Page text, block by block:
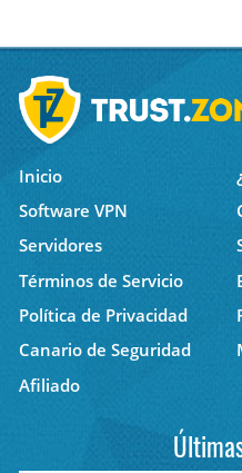
Inicio
Software VPN
Servidores
Términos de Servicio
Política de Privacidad
Canario de Seguridad
Afiliado